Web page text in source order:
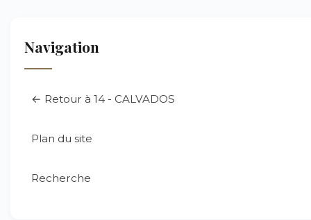
Navigation
← Retour à 14 - CALVADOS
Plan du site
Recherche